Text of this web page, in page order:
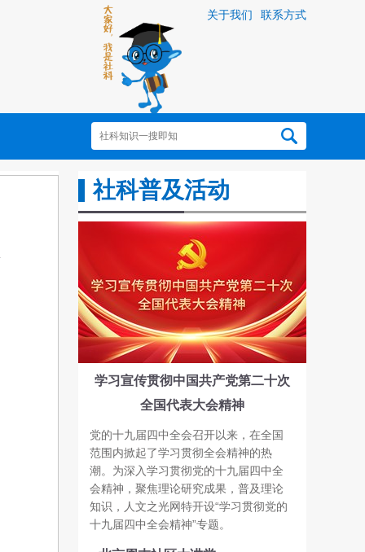
关于我们 联系方式
社科普及活动
学习宣传贯彻中国共产党第二十次
全国代表大会精神
党的十九届四中全会召开以来，在全国
范围内掀起了学习贯彻全会精神的热
潮。为深入学习贯彻党的十九届四中全
会精神，聚焦理论研究成果，普及理论
知识，人文之光网特开设“学习贯彻党的
十九届四中全会精神”专题。